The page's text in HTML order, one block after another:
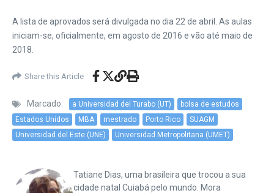
A lista de aprovados será divulgada no dia 22 de abril. As aulas
iniciam-se, oficialmente, em agosto de 2016 e vão até maio de
2018.
Share this Article
Marcado: a Universidad del Turabo (UT)
bolsa de estudos
Estados Unidos
MBA mestrado Porto Rico
SUAGM
Universidad del Este (UNE)
Universidad Metropolitana (UMET)
Tatiane Dias, uma brasileira que trocou a sua
cidade natal Cuiabá pelo mundo. Mora